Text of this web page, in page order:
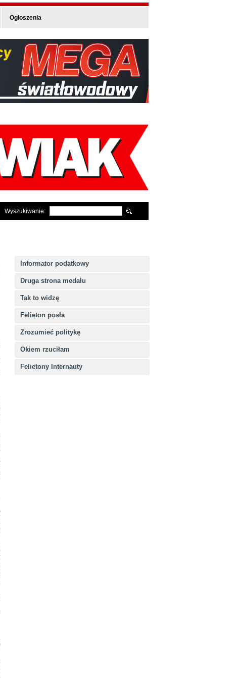
Ogłoszenia
Wyszukiwanie:
Informator podatkowy
Druga strona medalu
Tak to widzę
Felieton posła
Zrozumieć politykę
Okiem rzuciłam
Felietony Internauty